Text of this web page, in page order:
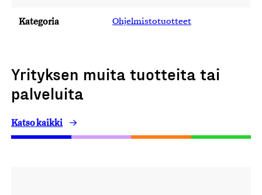
Kategoria Ohjelmistotuotteet
Yrityksen muita tuotteita tai
palveluita
Katso kaikki